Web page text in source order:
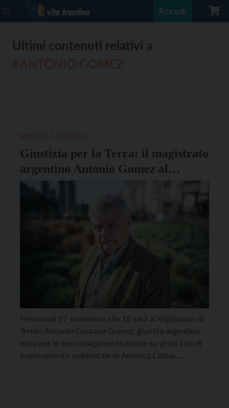
Accedi
Ultimi contenuti relativi a
Giustizia per la Terra: il magistrato
argentino Antonio Gomez al
Vigilianum il 17 settembre
Mercoledì 17 settembre alle 18 sarà al Vigilianum di
Trento Antonio Gustavo Gomez, giurista argentino,
noto per le sue coraggiose inchieste su gravi casi di
inquinamento ambientale in America Latina.